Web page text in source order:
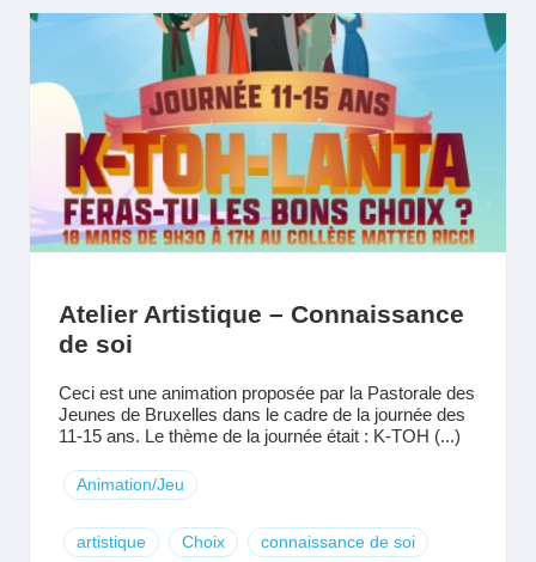
Atelier Artistique – Connaissance
de soi
Ceci est une animation proposée par la Pastorale des
Jeunes de Bruxelles dans le cadre de la journée des
11-15 ans. Le thème de la journée était : K-TOH (...)
Animation/Jeu
artistique Choix connaissance de soi